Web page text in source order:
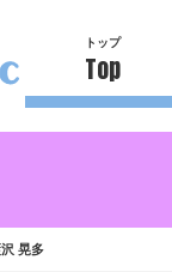
トップ
Top
晃多